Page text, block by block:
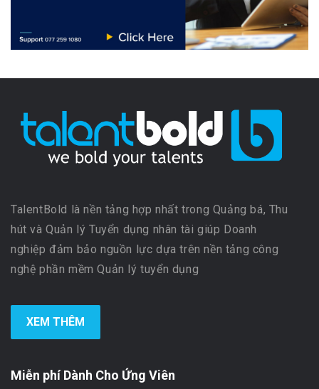
TalentBold là nền tảng hợp nhất trong Quảng bá, Thu
hút và Quản lý Tuyển dụng nhân tài giúp Doanh
nghiệp đảm bảo nguồn lực dựa trên nền tảng công
nghệ phần mềm Quản lý tuyển dụng
XEM THÊM
Miễn phí Dành Cho Ứng Viên